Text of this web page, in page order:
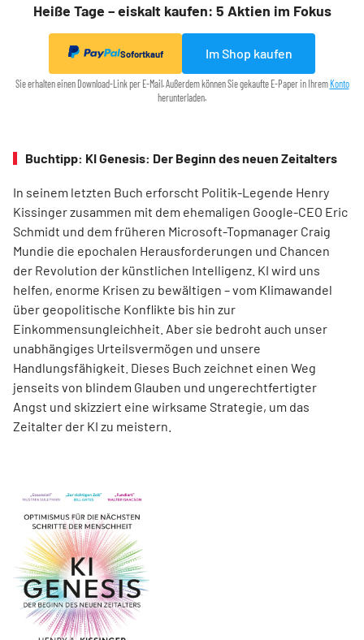
Heiße Tage – eiskalt kaufen: 5 Aktien im Fokus
Sofortkauf Im Shop kaufen
Sie erhalten einen Download-Link per E-Mail. Außerdem können Sie gekaufte E-Paper in Ihrem Konto
herunterladen.
Buchtipp: KI Genesis: Der Beginn des neuen Zeitalters
In seinem letzten Buch erforscht Politik-Legende Henry
Kissinger zusammen mit dem ehemaligen Google-CEO Eric
Schmidt und dem früheren Microsoft-Topmanager Craig
Mundie die epochalen Herausforderungen und Chancen
der Revolution der künstlichen Intelligenz. KI wird uns
helfen, enorme Krisen zu bewältigen – vom Klimawandel
über geo­poli­tische Konflikte bis hin zur
Einkommensungleichheit. Aber sie bedroht auch unser
unabhängiges Urteilsvermögen und unsere
Handlungsfähigkeit. Dieses Buch zeichnet einen Weg
jenseits von blindem Glauben und ungerechtfertigter
Angst und skizziert eine wirksame Strategie, um das
Zeitalter der KI zu meistern.